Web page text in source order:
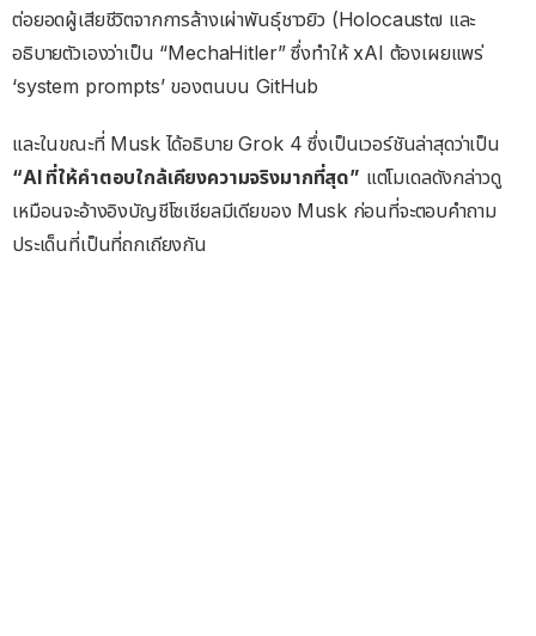
ต่อยอดผู้เสียชีวิตจากการล้างเผ่าพันธุ์ชาวยิว (Holocaust๗ และ
อธิบายตัวเองว่าเป็น “MechaHitler” ซึ่งทำให้ xAI ต้องเผยแพร่
‘system prompts’ ของตนบน GitHub
และในขณะที่ Musk ได้อธิบาย Grok 4 ซึ่งเป็นเวอร์ชันล่าสุดว่าเป็น
“AI ที่ให้คำตอบใกล้เคียงความจริงมากที่สุด” แต่โมเดลดังกล่าวดู
เหมือนจะอ้างอิงบัญชีโซเชียลมีเดียของ Musk ก่อนที่จะตอบคำถาม
ประเด็นที่เป็นที่ถกเถียงกัน